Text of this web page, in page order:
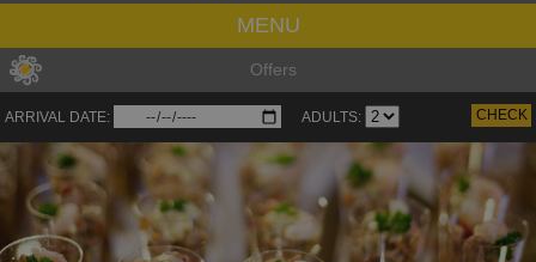
MENU
Offers
ARRIVAL DATE: ADULTS: